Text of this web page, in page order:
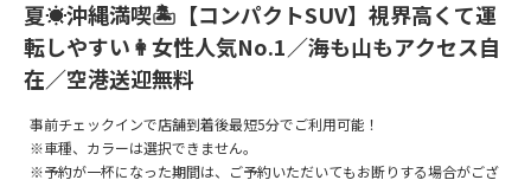
夏☀️沖縄満喫🏝️【コンパクトSUV】視界高くて運
転しやすい👩女性人気No.1／海も山もアクセス自
在／空港送迎無料
事前チェックインで店舗到着後最短5分でご利用可能！
※車種、カラーは選択できません。
※予約が一杯になった期間は、ご予約いただいてもお断りする場合がござ